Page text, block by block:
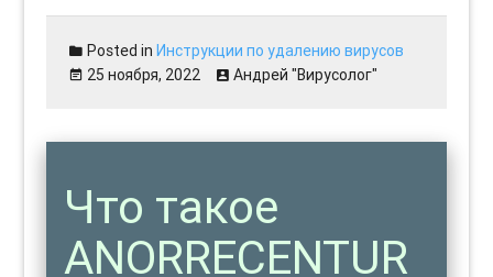
Posted inИнструкции по удалению вирусов
25 ноября, 2022
Андрей "Вирусолог"
Что такое
ANORRECENTUR